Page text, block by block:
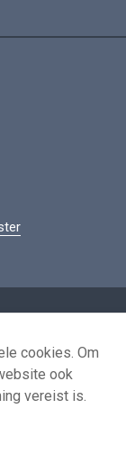
cookies. Om
ook
vereist is.